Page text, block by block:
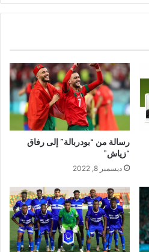
رسالة من “بودربالة” إلى رفاق
“زياش”
ديسمبر 8, 2022